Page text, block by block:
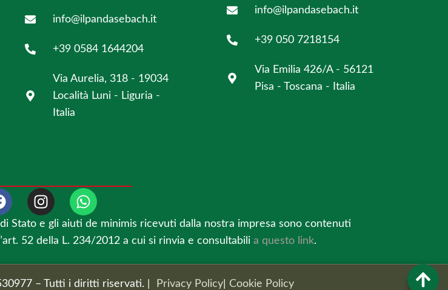
info@ilpandasebach.it
+39 0584 1644204
Via Aurelia, 318 - 19034
Località Luni - Liguria -
Italia
info@ilpandasebach.it
+39 050 7218154
Via Emilia 426/A - 56121
Pisa - Toscana - Italia
Stato e gli aiuti de minimis ricevuti dalla nostra impresa sono contenuti
52 della L. 234/2012 a cui si rinvia e consultabili a questo link.
– Tutti i diritti riservati. | Privacy Policy Cookie Policy